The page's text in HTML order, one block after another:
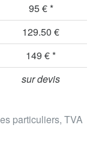
particuliers, TVA
95 € *
129.50 €
149 € *
sur devis